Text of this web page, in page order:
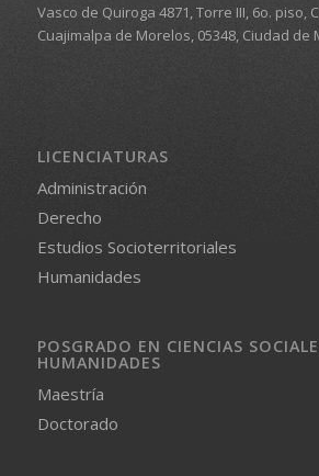
Vasco de Quiroga 4871, Torre III, 6o. piso,
Cuajimalpa de Morelos, 05348, Ciudad de
LICENCIATURAS
Administración
Derecho
Estudios Socioterritoriales
Humanidades
POSGRADO EN CIENCIAS
HUMANIDADES
Maestría
Doctorado